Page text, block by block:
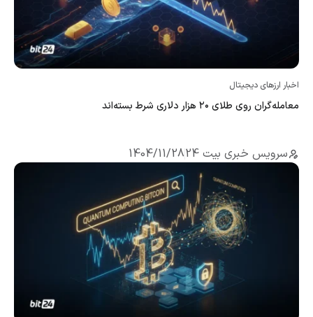
اخبار ارزهای دیجیتال
معامله‌گران روی طلای ۲۰ هزار دلاری شرط بسته‌اند
سرویس خبری بیت 24 1404/11/28